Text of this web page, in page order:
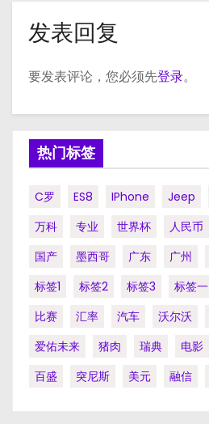
发表回复
要发表评论，您必须先登录。
热门标签
C罗 ES8 IPhone Jeep
万科
专业 世界杯 人民币
国产
墨西哥 广东 广州
标签1
标签2 标签3 标签一
比赛
汇率 汽车 沃尔沃
爱佑未来
猪肉 瑞典 电影
百盛
突尼斯 美元 融信